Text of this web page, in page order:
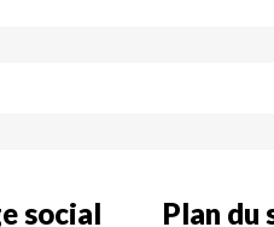
social Plan du